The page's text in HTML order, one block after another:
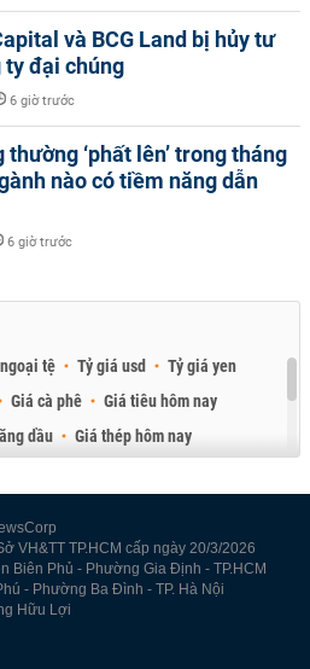
và BCG Land bị hủy tư
ty đại chúng
6 giờ trước
‘phất lên’ trong tháng
nào có tiềm năng dẫn
6 giờ trước
tệ Tỷ giá usd
Tỷ giá yen
Giá cà phê
Giá tiêu hôm nay
dầu
Giá thép hôm nay
VH&TT TP.HCM cấp ngày 20/3/2026
Biên Phủ - Phường Gia Định - TP.HCM
- Phường Ba Đình - TP. Hà Nội
Hữu Lợi